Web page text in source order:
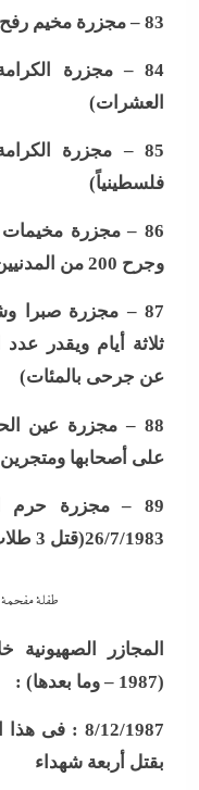
83 – مجزرة مخيم رفح :
84 –
العشرات)
85 –
فلسطينياً)
86 –
وجرح 200 من المدنيين
87 –
عن جرحى بالمئات)
88 –
على أصحابها ومتجرين واعتقال 150
89 –
مجزرة حرم
26/7/1983(قتل 3 طلاب وجرح 22
طفلة مفحمة
المجازر الصهيونية
(1987 – وما بعدها
) :
8/12/1987 :
فى هذا
بقتل أربعة شهداء